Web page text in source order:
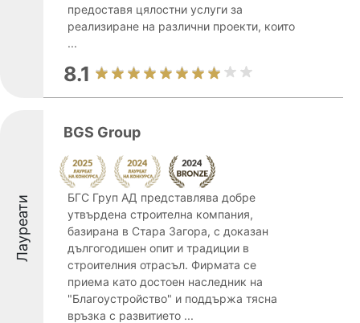
предоставя цялостни услуги за
реализиране на различни проекти, които
...
8.1
Лауреати
BGS Group
БГС Груп АД представлява добре
утвърдена строителна компания,
базирана в Стара Загора, с доказан
дългогодишен опит и традиции в
строителния отрасъл. Фирмата се
приема като достоен наследник на
"Благоустройство" и поддържа тясна
връзка с развитието ...